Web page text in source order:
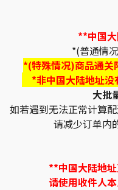
**中国
*(普通情况
*(特殊情况)商品通关
*非中国大陆地址没
大批
如若遇到无法正常计算
请减少订单内
**中国大陆地址
请使用收件人